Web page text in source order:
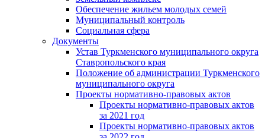
Обеспечение жильем молодых семей
Муниципальный контроль
Социальная сфера
Документы
Устав Туркменского муниципального округа
Ставропольского края
Положение об администрации Туркменского
муниципального округа
Проекты нормативно-правовых актов
Проекты нормативно-правовых актов
за 2021 год
Проекты нормативно-правовых актов